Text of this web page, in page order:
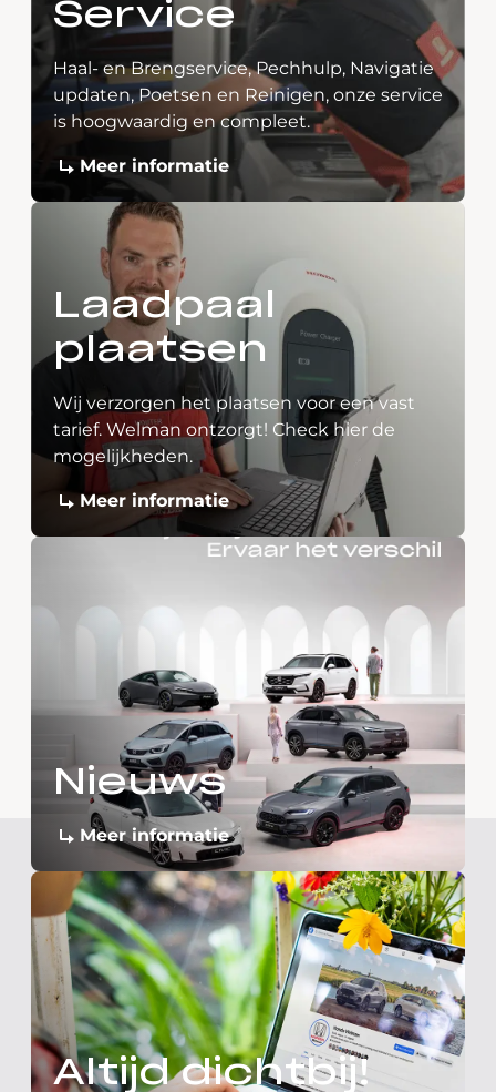
Service
Haal- en Brengservice, Pechhulp, Navigatie
updaten, Poetsen en Reinigen, onze service
is hoogwaardig en compleet.
Meer informatie
Laadpaal
plaatsen
Wij verzorgen het plaatsen voor een vast
tarief. Welman ontzorgt! Check hier de
mogelijkheden.
Meer informatie
Nieuws
Meer informatie
Altijd dichtbij!